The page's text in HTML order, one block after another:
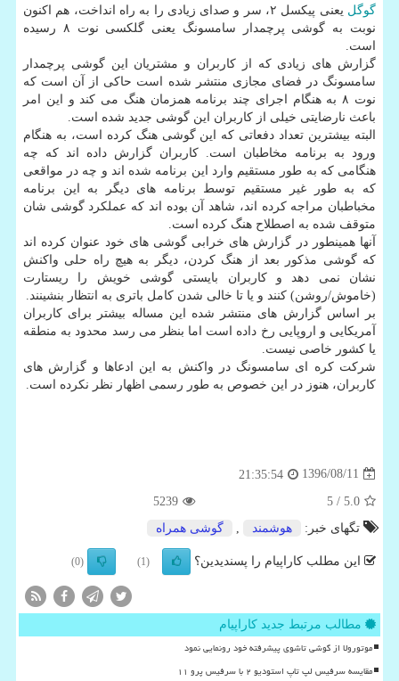
گوگل
یعنی پیكسل ۲، سر و صدای زیادی را به راه انداخت، هم اكنون
نوبت به گوشی پرچمدار سامسونگ یعنی گلكسی نوت ۸ رسیده
است.
گزارش های زیادی كه از كاربران و مشتریان این گوشی پرچمدار
سامسونگ در فضای مجازی منتشر شده است حاكی از آن است كه
نوت ۸ به هنگام اجرای چند برنامه همزمان هنگ می كند و این امر
باعث نارضایتی خیلی از كاربران این گوشی جدید شده است.
البته بیشترین تعداد دفعاتی كه این گوشی هنگ كرده است، به هنگام
ورود به برنامه مخاطبان است. كاربران گزارش داده اند كه چه
هنگامی كه به طور مستقیم وارد این برنامه شده اند و چه در مواقعی
كه به طور غیر مستقیم توسط برنامه های دیگر به این برنامه
مخباطبان مراجه كرده اند، شاهد آن بوده اند كه عملكرد گوشی شان
متوقف شده به اصطلاح هنگ كرده است.
آنها همینطور در گزارش های خرابی گوشی های خود عنوان كرده اند
كه گوشی مذكور بعد از هنگ كردن، دیگر به هیچ راه حلی واكنش
نشان نمی دهد و كاربران بایستی گوشی خویش را ریستارت
(خاموش/روشن) كنند و یا تا خالی شدن كامل باتری به انتظار بنشینند.
بر اساس گزارش های منتشر شده این مساله بیشتر برای كاربران
آمریكایی و اروپایی رخ داده است اما بنظر می رسد محدود به منطقه
یا كشور خاصی نیست.
شركت كره ای سامسونگ در واكنش به این ادعاها و گزارش های
كاربران، هنوز در این خصوص به طور رسمی اظهار نظر نكرده است.
1396/08/11
21:35:54
5.0
/ 5
5239
تگهای خبر:
هوشمند گوشی همراه
این مطلب کاراپیام را پسندیدین؟ (1)
(0)
مطالب مرتبط جدید کاراپیام
موتورولا از گوشی تاشوی پیشرفته خود رونمایی نمود
مقایسه سرفیس لپ تاپ استودیو ۲ با سرفیس پرو ۱۱